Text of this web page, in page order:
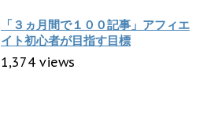
「３ヵ月間で１００記事」アフィエ
イト初心者が目指す目標
1,374 views